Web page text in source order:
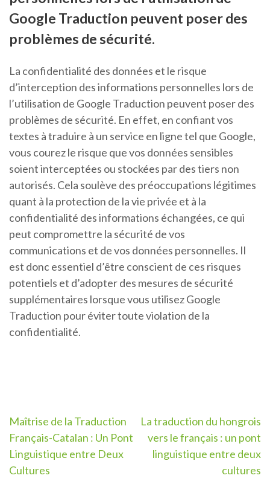
Google Traduction peuvent poser des
problèmes de sécurité.
La confidentialité des données et le risque
d’interception des informations personnelles lors de
l’utilisation de Google Traduction peuvent poser des
problèmes de sécurité. En effet, en confiant vos
textes à traduire à un service en ligne tel que Google,
vous courez le risque que vos données sensibles
soient interceptées ou stockées par des tiers non
autorisés. Cela soulève des préoccupations légitimes
quant à la protection de la vie privée et à la
confidentialité des informations échangées, ce qui
peut compromettre la sécurité de vos
communications et de vos données personnelles. Il
est donc essentiel d’être conscient de ces risques
potentiels et d’adopter des mesures de sécurité
supplémentaires lorsque vous utilisez Google
Traduction pour éviter toute violation de la
confidentialité.
Navigation
de
l’article
Maîtrise de la Traduction
Français-Catalan : Un Pont
Linguistique entre Deux
Cultures
La traduction du hongrois
vers le français : un pont
linguistique entre deux
cultures